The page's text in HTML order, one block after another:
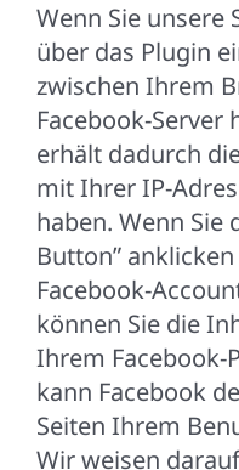
Wenn Sie unsere
über das Plugin
zwischen Ihrem
Facebook-Server
erhält dadurch
mit Ihrer IP-
haben. Wenn Sie
Button”
Facebook-
können Sie die
Ihrem Facebook-
kann Facebook
Seiten Ihrem
Wir weisen